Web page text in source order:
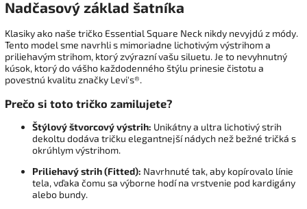
Nadčasový základ šatníka
Klasiky ako naše tričko Essential Square Neck nikdy nevyjdú z módy.
Tento model sme navrhli s mimoriadne lichotivým výstrihom a
priliehavým strihom, ktorý zvýrazní vašu siluetu. Je to nevyhnutný
kúsok, ktorý do vášho každodenného štýlu prinesie čistotu a
povestnú kvalitu značky Levi's®.
Prečo si toto tričko zamilujete?
Štýlový štvorcový výstrih: Unikátny a ultra lichotivý strih
dekoltu dodáva tričku elegantnejší nádych než bežné tričká s
okrúhlym výstrihom.
Priliehavý strih (Fitted): Navrhnuté tak, aby kopírovalo línie
tela, vďaka čomu sa výborne hodí na vrstvenie pod kardigány
alebo bundy.